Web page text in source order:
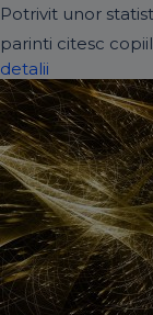
Potrivit unor
parinti citesc
detalii